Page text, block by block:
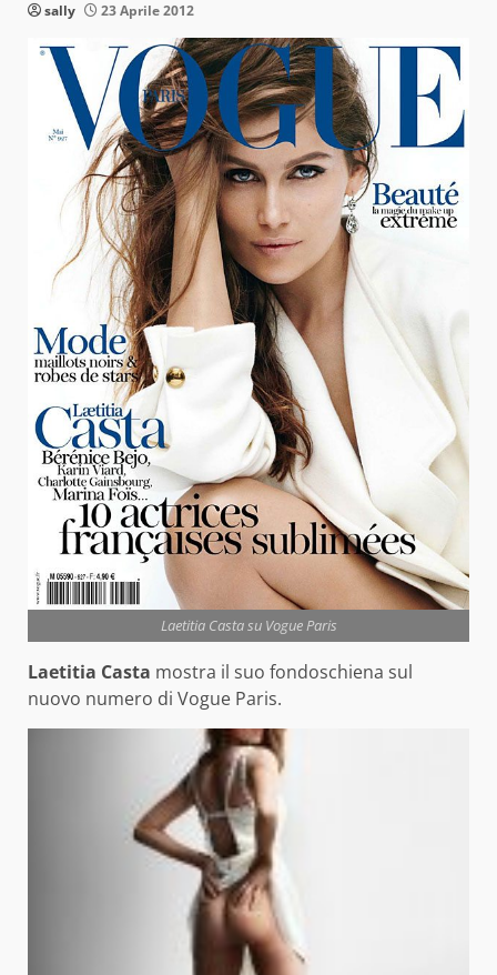
sally 23 Aprile 2012
Laetitia Casta su Vogue Paris
Laetitia Casta mostra il suo fondoschiena sul
nuovo numero di Vogue Paris.